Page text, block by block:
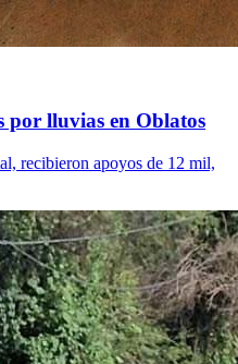
por lluvias en Oblatos
recibieron apoyos de 12 mil,